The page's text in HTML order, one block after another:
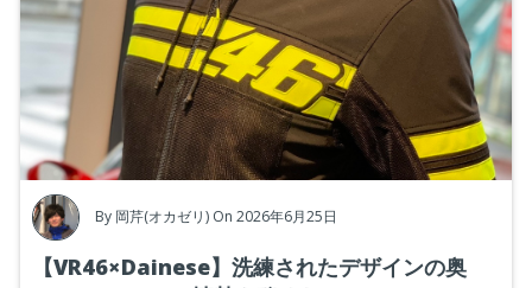
By 岡芹(オカゼリ) On 2026年6月25日
【VR46×Dainese】洗練されたデザインの奥